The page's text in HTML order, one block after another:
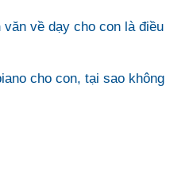
về dạy cho con là điều
cho con, tại sao không